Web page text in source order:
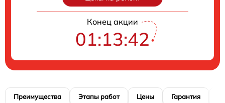
Конец акции
01:13:41
Преимущества Этапы работ Цены Гарантия